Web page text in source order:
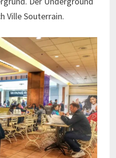
Ville Souterrain.